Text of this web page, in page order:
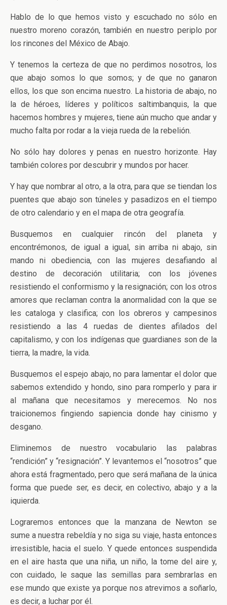
Hablo de lo que hemos visto y escuchado no sólo en
nuestro moreno corazón, también en nuestro periplo por
los rincones del México de Abajo.
Y tenemos la certeza de que no perdimos nosotros, los
que abajo somos lo que somos; y de que no ganaron
ellos, los que son encima nuestro. La historia de abajo, no
la de héroes, líderes y políticos saltimbanquis, la que
hacemos hombres y mujeres, tiene aún mucho que andar y
mucho falta por rodar a la vieja rueda de la rebelión.
No sólo hay dolores y penas en nuestro horizonte. Hay
también colores por descubrir y mundos por hacer.
Y hay que nombrar al otro, a la otra, para que se tiendan los
puentes que abajo son túneles y pasadizos en el tiempo
de otro calendario y en el mapa de otra geografía.
Busquemos en cualquier rincón del planeta y
encontrémonos, de igual a igual, sin arriba ni abajo, sin
mando ni obediencia, con las mujeres desafiando al
destino de decoración utilitaria; con los jóvenes
resistiendo el conformismo y la resignación; con los otros
amores que reclaman contra la anormalidad con la que se
les cataloga y clasifica; con los obreros y campesinos
resistiendo a las 4 ruedas de dientes afilados del
capitalismo, y con los indígenas que guardianes son de la
tierra, la madre, la vida.
Busquemos el espejo abajo, no para lamentar el dolor que
sabemos extendido y hondo, sino para romperlo y para ir
al mañana que necesitamos y merecemos. No nos
traicionemos fingiendo sapiencia donde hay cinismo y
desgano.
Eliminemos de nuestro vocabulario las palabras
“rendición” y “resignación”. Y levantemos el “nosotros” que
ahora está fragmentado, pero que será mañana de la única
forma que puede ser, es decir, en colectivo, abajo y a la
iquierda.
Lograremos entonces que la manzana de Newton se
sume a nuestra rebeldía y no siga su viaje, hasta entonces
irresistible, hacia el suelo. Y quede entonces suspendida
en el aire hasta que una niña, un niño, la tome del aire y,
con cuidado, le saque las semillas para sembrarlas en
ese mundo que existe ya porque nos atrevimos a soñarlo,
es decir, a luchar por él.